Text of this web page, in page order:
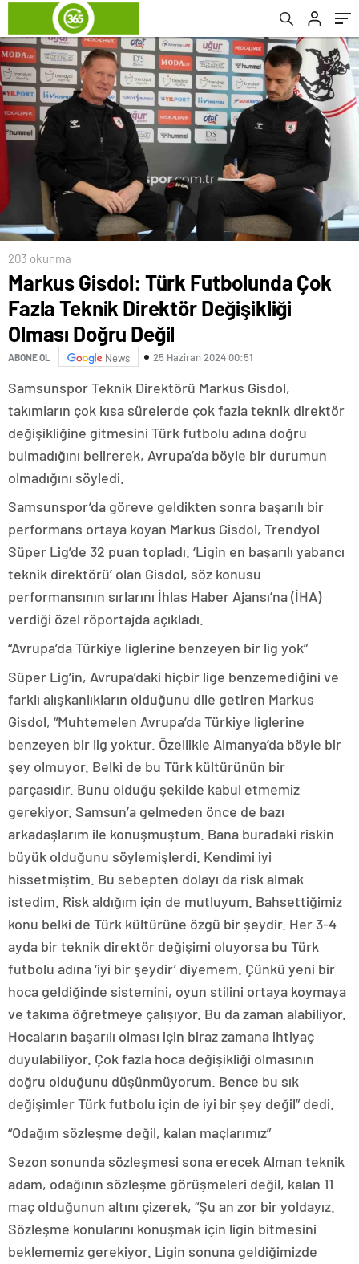
Değil
203 okunma
Markus Gisdol: Türk Futbolunda Çok
Fazla Teknik Direktör Değişikliği
Olması Doğru Değil
ABONE OL News 25 Haziran 2024 00:51
Samsunspor Teknik Direktörü Markus Gisdol,
takımların çok kısa sürelerde çok fazla teknik direktör
değişikliğine gitmesini Türk futbolu adına doğru
bulmadığını belirerek, Avrupa’da böyle bir durumun
olmadığını söyledi.
Samsunspor’da göreve geldikten sonra başarılı bir
performans ortaya koyan Markus Gisdol, Trendyol
Süper Lig’de 32 puan topladı. ‘Ligin en başarılı yabancı
teknik direktörü’ olan Gisdol, söz konusu
performansının sırlarını İhlas Haber Ajansı’na (İHA)
verdiği özel röportajda açıkladı.
“Avrupa’da Türkiye liglerine benzeyen bir lig yok”
Süper Lig’in, Avrupa’daki hiçbir lige benzemediğini ve
farklı alışkanlıkların olduğunu dile getiren Markus
Gisdol, “Muhtemelen Avrupa’da Türkiye liglerine
benzeyen bir lig yoktur. Özellikle Almanya’da böyle bir
şey olmuyor. Belki de bu Türk kültürünün bir
parçasıdır. Bunu olduğu şekilde kabul etmemiz
gerekiyor. Samsun’a gelmeden önce de bazı
arkadaşlarım ile konuşmuştum. Bana buradaki riskin
büyük olduğunu söylemişlerdi. Kendimi iyi
hissetmiştim. Bu sebepten dolayı da risk almak
istedim. Risk aldığım için de mutluyum. Bahsettiğimiz
konu belki de Türk kültürüne özgü bir şeydir. Her 3-4
ayda bir teknik direktör değişimi oluyorsa bu Türk
futbolu adına ‘iyi bir şeydir’ diyemem. Çünkü yeni bir
hoca geldiğinde sistemini, oyun stilini ortaya koymaya
ve takıma öğretmeye çalışıyor. Bu da zaman alabiliyor.
Hocaların başarılı olması için biraz zamana ihtiyaç
duyulabiliyor. Çok fazla hoca değişikliği olmasının
doğru olduğunu düşünmüyorum. Bence bu sık
değişimler Türk futbolu için de iyi bir şey değil” dedi.
“Odağım sözleşme değil, kalan maçlarımız”
Sezon sonunda sözleşmesi sona erecek Alman teknik
adam, odağının sözleşme görüşmeleri değil, kalan 11
maç olduğunun altını çizerek, “Şu an zor bir yoldayız.
Sözleşme konularını konuşmak için ligin bitmesini
beklememiz gerekiyor. Ligin sonuna geldiğimizde
açıkladı